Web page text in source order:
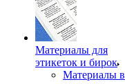
Материалы для
этикеток и бирок
Материалы в